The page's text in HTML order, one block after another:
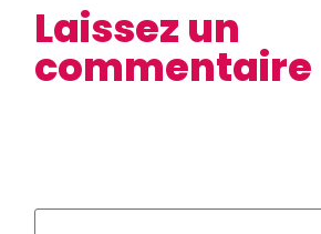
Laissez un
commentaire